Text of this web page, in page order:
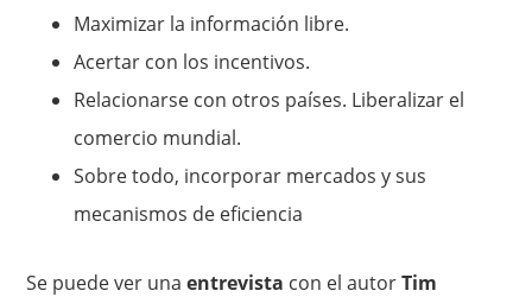
Maximizar la información libre.
Acertar con los incentivos.
Relacionarse con otros países. Liberalizar el
comercio mundial.
Sobre todo, incorporar mercados y sus
mecanismos de eficiencia
Se puede ver unaentrevista con el autorTim